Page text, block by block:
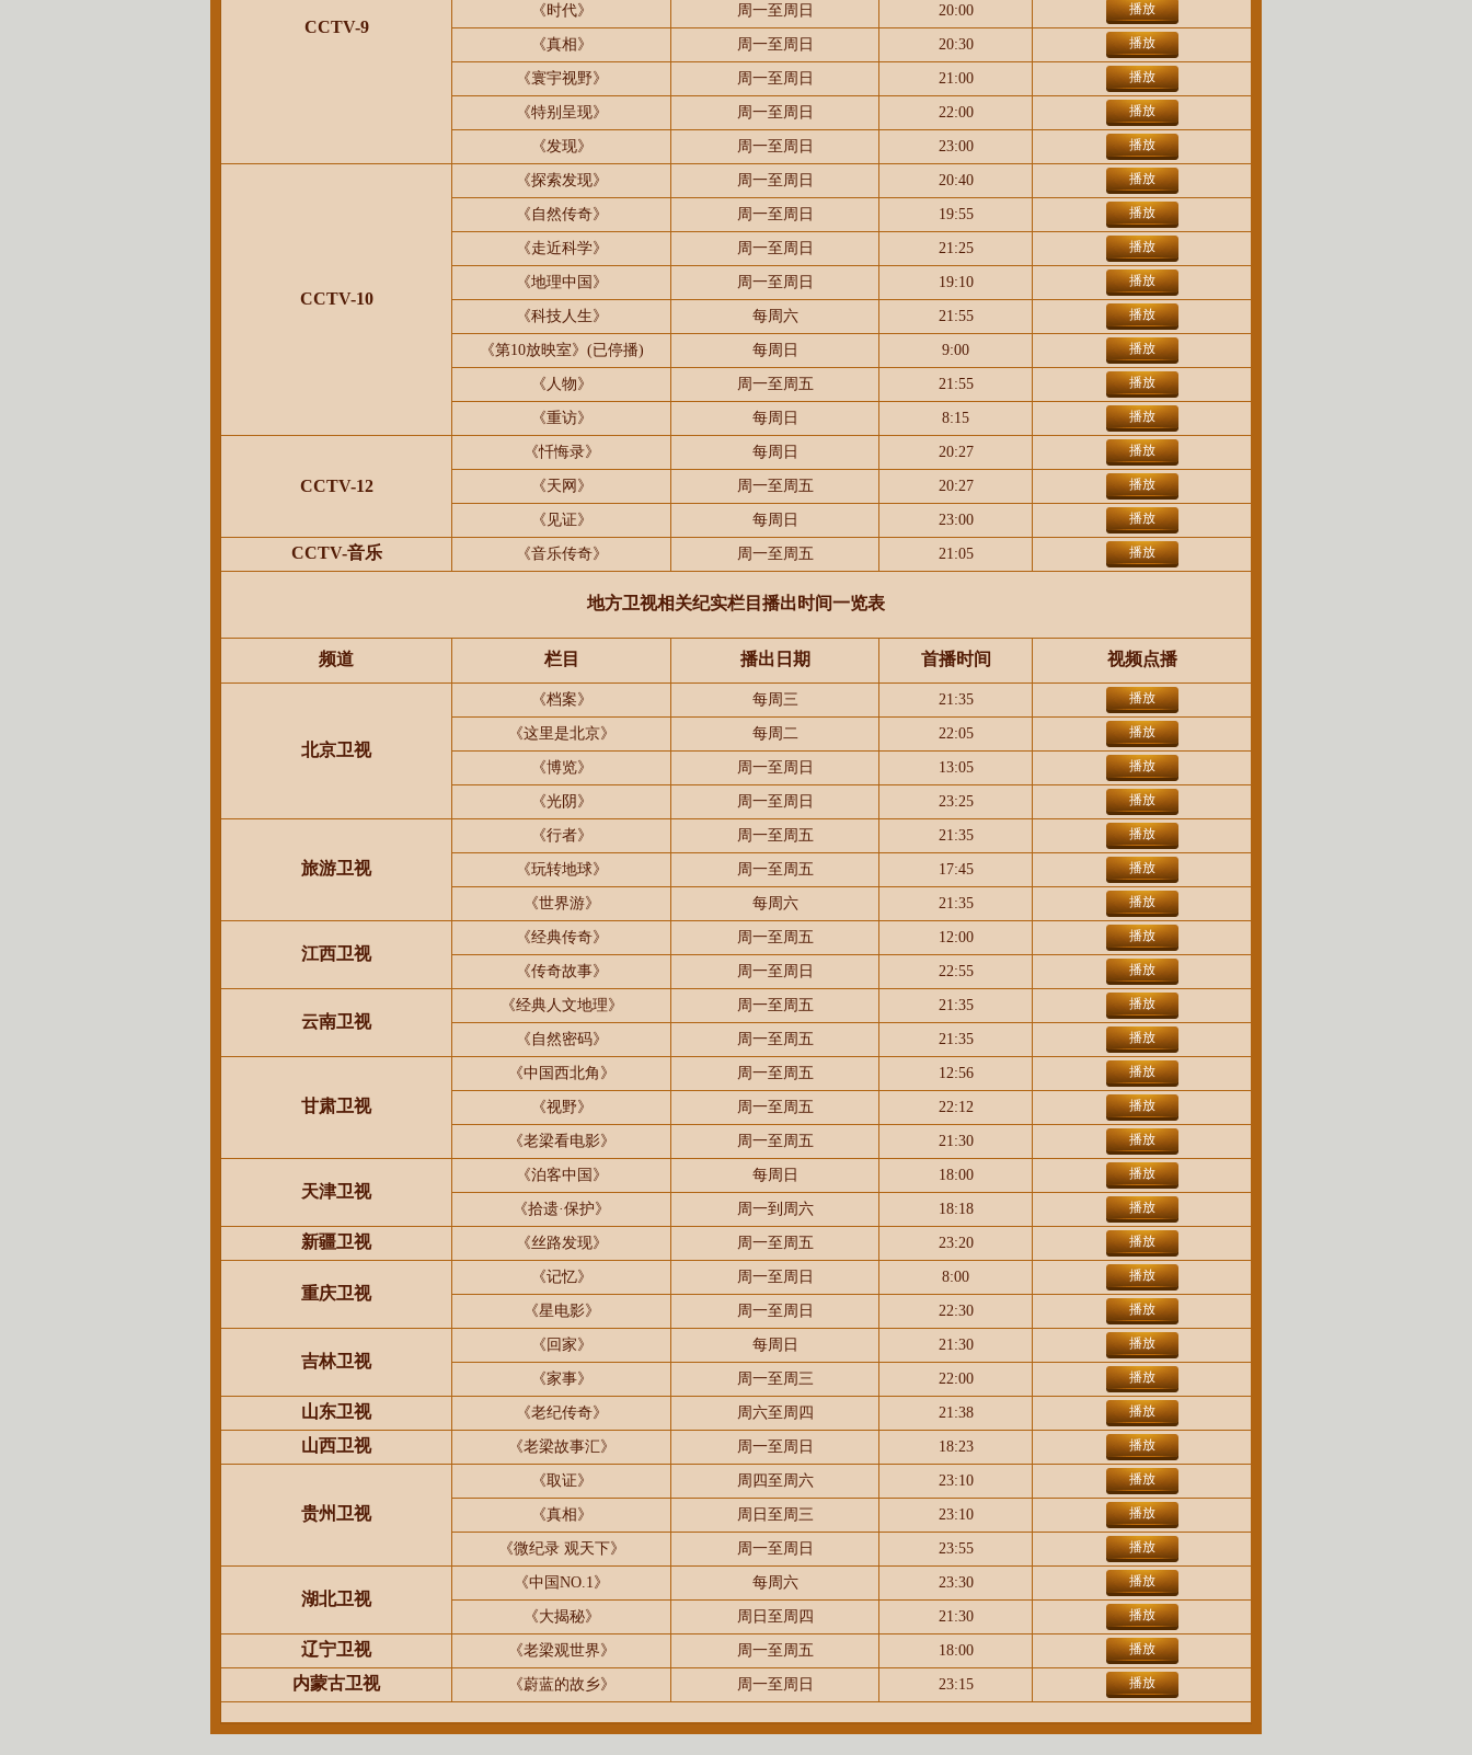
CCTV-9
《时代》 周一至周日 20:00 播放
《真相》 周一至周日 20:30 播放
《寰宇视野》 周一至周日 21:00 播放
《特别呈现》 周一至周日 22:00 播放
《发现》 周一至周日 23:00 播放
CCTV-10
《探索发现》 周一至周日 20:40 播放
《自然传奇》 周一至周日 19:55 播放
《走近科学》 周一至周日 21:25 播放
《地理中国》 周一至周日 19:10 播放
《科技人生》 每周六 21:55 播放
《第10放映室》(已停播) 每周日 9:00 播放
《人物》 周一至周五 21:55 播放
《重访》 每周日 8:15 播放
CCTV-12
《忏悔录》 每周日 20:27 播放
《天网》 周一至周五 20:27 播放
《见证》 每周日 23:00 播放
CCTV-音乐 《音乐传奇》 周一至周五 21:05 播放
地方卫视相关纪实栏目播出时间一览表
频道 栏目 播出日期 首播时间 视频点播
北京卫视
《档案》 每周三 21:35 播放
《这里是北京》 每周二 22:05 播放
《博览》 周一至周日 13:05 播放
《光阴》 周一至周日 23:25 播放
旅游卫视
《行者》 周一至周五 21:35 播放
《玩转地球》 周一至周五 17:45 播放
《世界游》 每周六 21:35 播放
江西卫视
《经典传奇》 周一至周五 12:00 播放
《传奇故事》 周一至周日 22:55 播放
云南卫视
《经典人文地理》 周一至周五 21:35 播放
《自然密码》 周一至周五 21:35 播放
甘肃卫视
《中国西北角》 周一至周五 12:56 播放
《视野》 周一至周五 22:12 播放
《老梁看电影》 周一至周五 21:30 播放
天津卫视
《泊客中国》 每周日 18:00 播放
《拾遗·保护》 周一到周六 18:18 播放
新疆卫视 《丝路发现》 周一至周五 23:20 播放
重庆卫视
《记忆》 周一至周日 8:00 播放
《星电影》 周一至周日 22:30 播放
吉林卫视
《回家》 每周日 21:30 播放
《家事》 周一至周三 22:00 播放
山东卫视 《老纪传奇》 周六至周四 21:38 播放
山西卫视 《老梁故事汇》 周一至周日 18:23 播放
贵州卫视
《取证》 周四至周六 23:10 播放
《真相》 周日至周三 23:10 播放
《微纪录 观天下》 周一至周日 23:55 播放
湖北卫视
《中国NO.1》 每周六 23:30 播放
《大揭秘》 周日至周四 21:30 播放
辽宁卫视 《老梁观世界》 周一至周五 18:00 播放
内蒙古卫视 《蔚蓝的故乡》 周一至周日 23:15 播放